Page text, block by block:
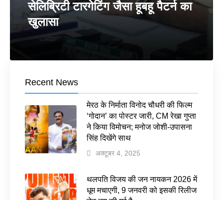
सेलिब्रिटी टारगेटिंग जैसा हूबहू पैटर्न का
खुलासा
Recent News
मेरठ के निर्माता विनोद चौधरी की फिल्म
‘गोदान’ का पोस्टर जारी, CM रेखा गुप्ता
ने किया विमोचन; मनोज जोशी-उपासना
सिंह दिखेंगे साथ
अक्टूबर 4, 2025
थलपति विजय की जन नायकन 2026 में
धूम मचाएगी, 9 जनवरी को इसकी रिलीज